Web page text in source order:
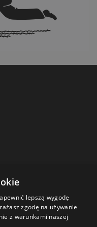
lepszą wygodę
zgodę na używanie
z warunkami naszej